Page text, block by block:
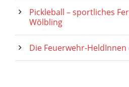
Pickleball – sportliches
Wölbling
Die Feuerwehr-HeldInnen